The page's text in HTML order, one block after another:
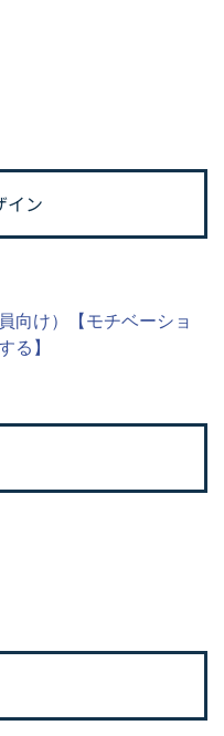
イン
向け）【モチベーショ
る】